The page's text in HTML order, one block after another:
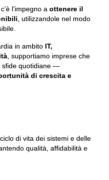
l’impegno a ottenere il
, utilizzandole nel modo
in ambito IT,
, supportiamo imprese che
sfide quotidiane —
di crescita e
di vita dei sistemi e delle
qualità, affidabilità e